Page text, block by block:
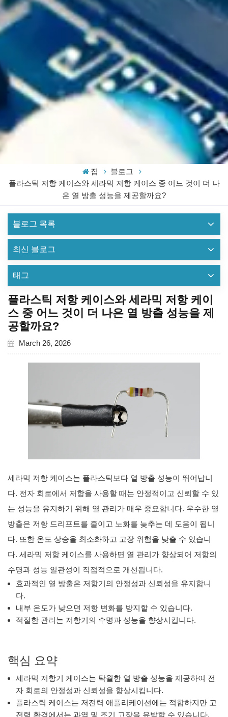
집
블로그
플라스틱 저항 케이스와 세라믹 저항 케이스 중 어느 것이 더 나
은 열 방출 성능을 제공할까요?
블로그 목록
최신 블로그
태그
플라스틱 저항 케이스와 세라믹 저항 케이
스 중 어느 것이 더 나은 열 방출 성능을 제
공할까요?
March 26, 2026
세라믹 저항 케이스는 플라스틱보다 열 방출 성능이 뛰어납니
다. 전자 회로에서 저항을 사용할 때는 안정적이고 신뢰할 수 있
는 성능을 유지하기 위해 열 관리가 매우 중요합니다. 우수한 열
방출은 저항 드리프트를 줄이고 노화를 늦추는 데 도움이 됩니
다. 또한 온도 상승을 최소화하고 고장 위험을 낮출 수 있습니
다. 세라믹 저항 케이스를 사용하면 열 관리가 향상되어 저항의
수명과 성능 일관성이 직접적으로 개선됩니다.
효과적인 열 방출은 저항기의 안정성과 신뢰성을 유지합니
다.
내부 온도가 낮으면 저항 변화를 방지할 수 있습니다.
적절한 관리는 저항기의 수명과 성능을 향상시킵니다.
핵심 요약
세라믹 저항기 케이스는 탁월한 열 방출 성능을 제공하여 전
자 회로의 안정성과 신뢰성을 향상시킵니다.
플라스틱 케이스는 저전력 애플리케이션에는 적합하지만 고
전력 환경에서는 과열 및 조기 고장을 유발할 수 있습니다.